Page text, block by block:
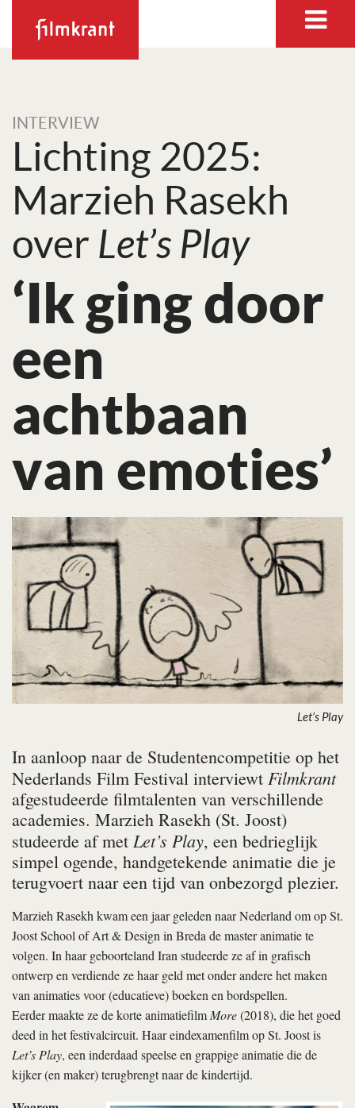
INTERVIEW
Lichting 2025:
Marzieh Rasekh
over Let’s Play
‘Ik ging door
een
achtbaan
van emoties’
Let’s Play
In aanloop naar de Studentencompetitie op het
Nederlands Film Festival interviewt Filmkrant
afgestudeerde filmtalenten van verschillende
academies. Marzieh Rasekh (St. Joost)
studeerde af met Let’s Play, een bedrieglijk
simpel ogende, handgetekende animatie die je
terugvoert naar een tijd van onbezorgd plezier.
Marzieh Rasekh kwam een jaar geleden naar Nederland om op St.
Joost School of Art & Design in Breda de master animatie te
volgen. In haar geboorteland Iran studeerde ze af in grafisch
ontwerp en verdiende ze haar geld met onder andere het maken
van animaties voor (educatieve) boeken en bordspellen.
Eerder maakte ze de korte animatiefilmMore(2018), die het goed
deed in het festivalcircuit. Haar eindexamenfilm op St. Joost is
Let’s Play, een inderdaad speelse en grappige animatie die de
kijker (en maker) terugbrengt naar de kindertijd.